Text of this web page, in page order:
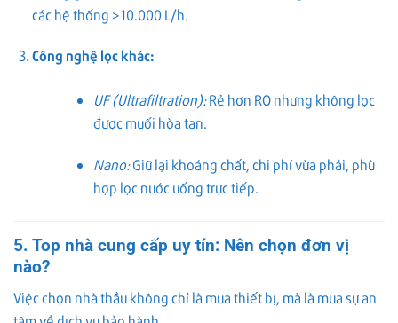
các hệ thống >10.000 L/h.
Công nghệ lọc khác:
UF (Ultrafiltration):Rẻ hơn RO nhưng không lọc
được muối hòa tan.
Nano:Giữ lại khoáng chất, chi phí vừa phải, phù
hợp lọc nước uống trực tiếp.
5. Top nhà cung cấp uy tín: Nên chọn đơn vị
nào?
Việc chọn nhà thầu không chỉ là mua thiết bị, mà là mua sự an